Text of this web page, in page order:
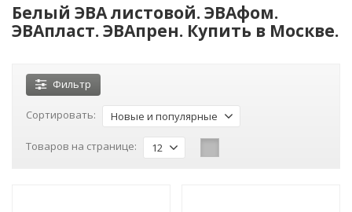
Белый ЭВА листовой. ЭВАфом.
ЭВАпласт. ЭВАпрен. Купить в Москве.
Фильтр
Сортировать: Новые и популярные
Товаров на странице: 12